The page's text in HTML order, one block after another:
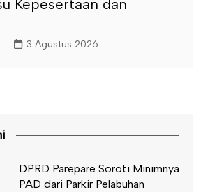
Kepesertaan dan
3 Agustus 2026
DPRD Parepare Soroti Minimnya
PAD dari Parkir Pelabuhan